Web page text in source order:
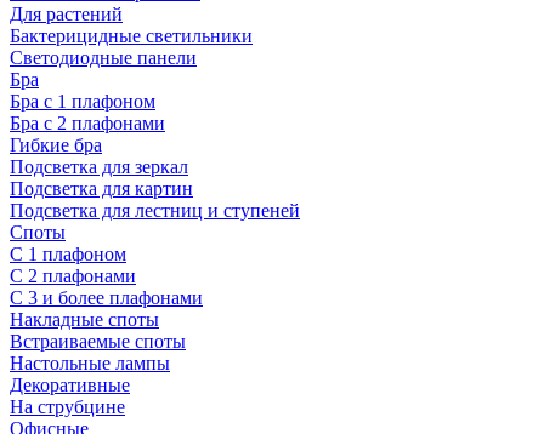
Для растений
Бактерицидные светильники
Светодиодные панели
Бра
Бра с 1 плафоном
Бра с 2 плафонами
Гибкие бра
Подсветка для зеркал
Подсветка для картин
Подсветка для лестниц и ступеней
Споты
С 1 плафоном
С 2 плафонами
С 3 и более плафонами
Накладные споты
Встраиваемые споты
Настольные лампы
Декоративные
На струбцине
Офисные